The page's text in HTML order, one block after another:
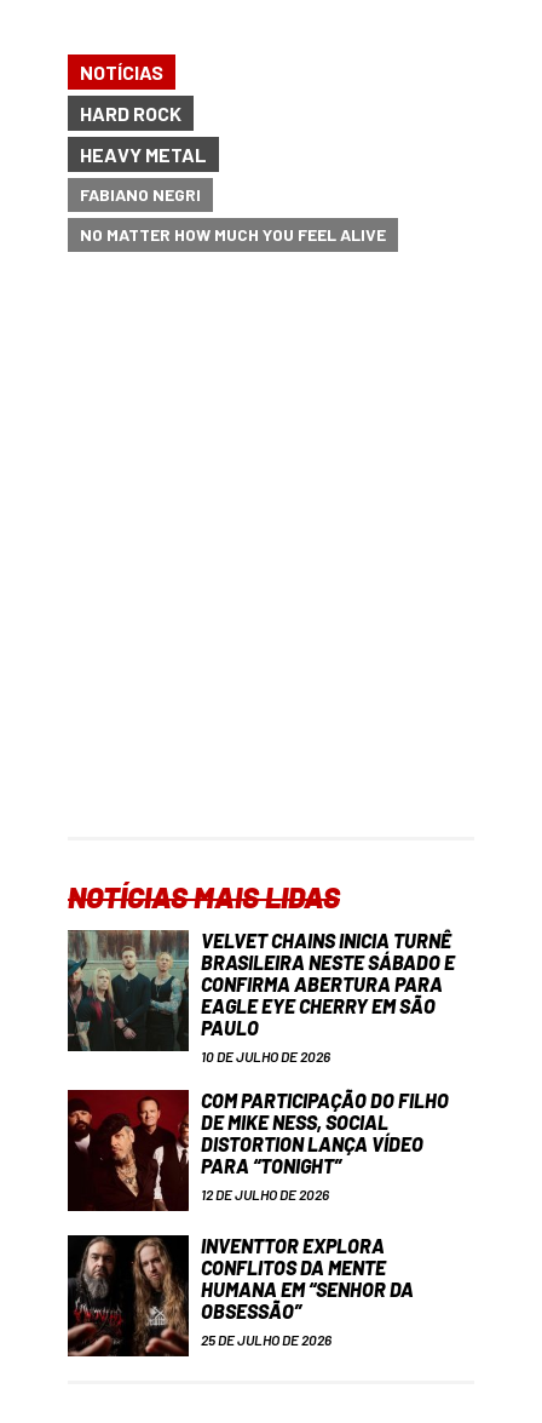
NOTÍCIAS
HARD ROCK
HEAVY METAL
FABIANO NEGRI
NO MATTER HOW MUCH YOU FEEL ALIVE
NOTÍCIAS MAIS LIDAS
VELVET CHAINS INICIA TURNÊ
BRASILEIRA NESTE SÁBADO E
CONFIRMA ABERTURA PARA
EAGLE EYE CHERRY EM SÃO
PAULO
10 DE JULHO DE 2026
COM PARTICIPAÇÃO DO FILHO
DE MIKE NESS, SOCIAL
DISTORTION LANÇA VÍDEO
PARA “TONIGHT”
12 DE JULHO DE 2026
INVENTTOR EXPLORA
CONFLITOS DA MENTE
HUMANA EM “SENHOR DA
OBSESSÃO”
25 DE JULHO DE 2026